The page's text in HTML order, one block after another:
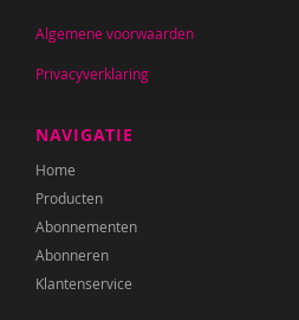
Algemene voorwaarden
Privacyverklaring
NAVIGATIE
Home
Producten
Abonnementen
Abonneren
Klantenservice